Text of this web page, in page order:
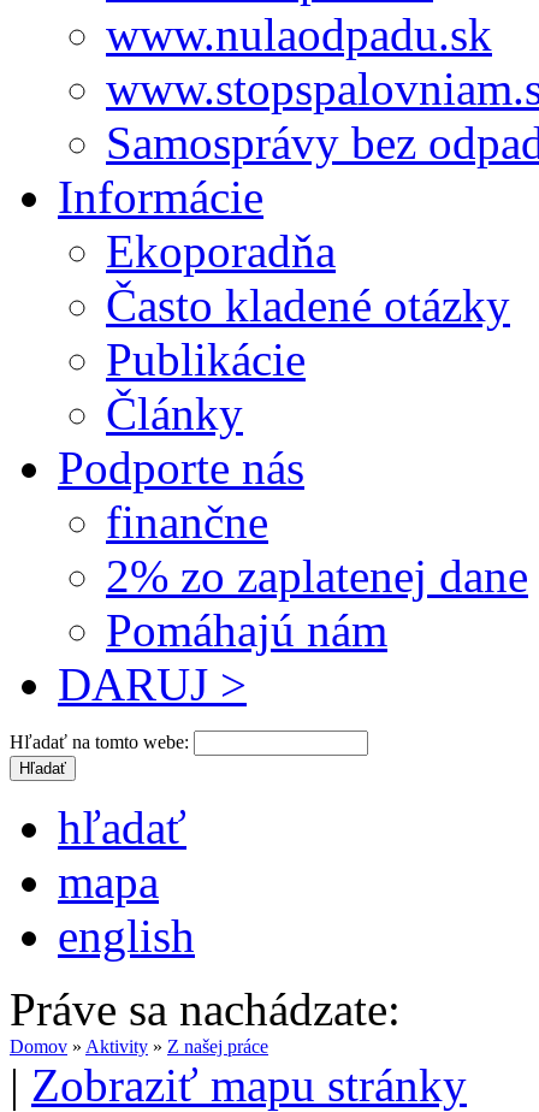
www.nulaodpadu.sk
Samosprávy bez
Informácie
Ekoporadňa
Často kladené otázky
Publikácie
Články
Podporte nás
finančne
2% zo zaplatenej dane
Pomáhajú nám
DARUJ >
Hľadať na tomto webe:
hľadať
mapa
english
Práve sa nachádzate:
Domov » Aktivity » Z našej práce
| Zobraziť mapu stránky